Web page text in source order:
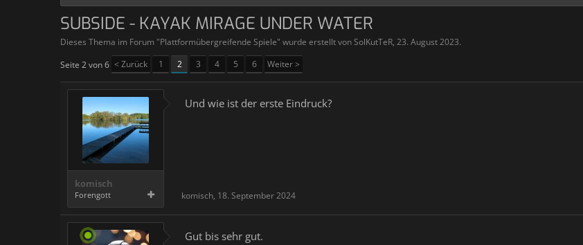
SUBSIDE - KAYAK MIRAGE UNDER WATER
Dieses Thema im Forum "Plattformübergreifende Spiele" wurde erstellt vonSolKutTeR, 23. August 2023.
Seite 2 von 6 < Zurück 1 2 3 4 5 6 Weiter >
komisch
Forengott
Und wie ist der erste Eindruck?
komisch, 18. September 2024
Gut bis sehr gut.